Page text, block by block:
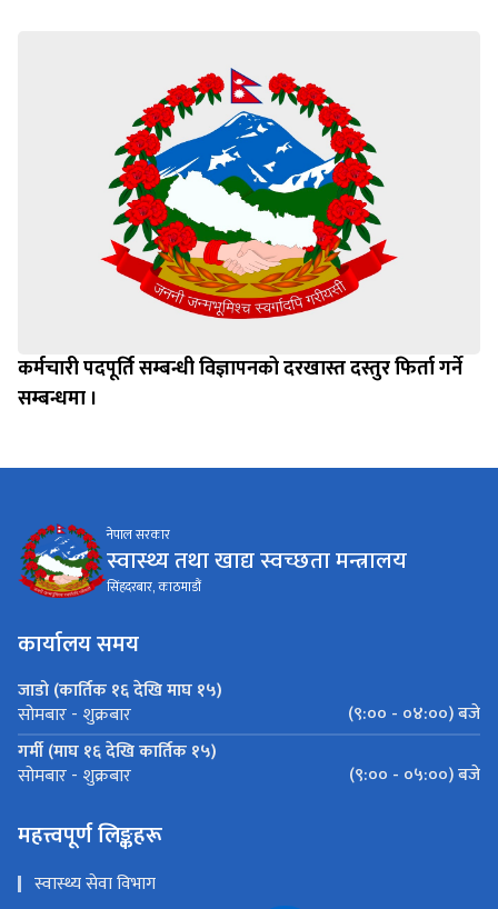
कर्मचारी पदपूर्ति सम्बन्धी विज्ञापनको दरखास्त दस्तुर फिर्ता गर्ने
सम्बन्धमा ।
नेपाल सरकार
स्वास्थ्य तथा खाद्य स्वच्छता मन्त्रालय
सिंहदरबार, काठमाडौं
कार्यालय समय
जाडो (कार्तिक १६ देखि माघ १५)
सोमबार - शुक्रबार
(९:०० - ०४:००) बजे
गर्मी (माघ १६ देखि कार्तिक १५)
सोमबार - शुक्रबार (९:०० - ०५:००) बजे
महत्त्वपूर्ण लिङ्कहरू
स्वास्थ्य सेवा विभाग